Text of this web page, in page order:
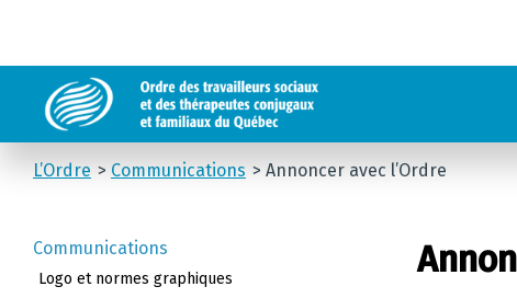
L’Ordre Communications Annoncer avec l’Ordre
Communications
Logo et normes graphiques